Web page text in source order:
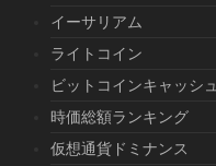
イーサリアム
ライトコイン
ビットコインキャッシュ
時価総額ランキング
仮想通貨ドミナンス